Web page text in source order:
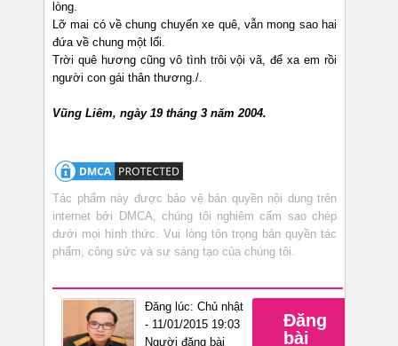
lòng.
Lỡ mai có về chung chuyến xe quê, vẫn mong sao hai
đứa về chung một lối.
Trời quê hương cũng vô tình trôi vội vã, để xa em rồi
người con gái thân thương./.
Vũng Liêm, ngày 19 tháng 3 năm 2004.
Tác phẩm này được bảo vệ bản quyền nội dung trên
internet bởi DMCA, chúng tôi nghiêm cấm sao chép
dưới mọi hình thức. Vui lòng tôn trọng bản quyền tác
phẩm, công sức và sự sáng tạo của chúng tôi.
Đăng lúc: Chủ nhật
- 11/01/2015 19:03
Người đăng bài
Đăng
bài